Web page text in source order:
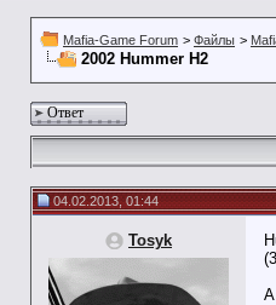
Mafia-Game Forum > Файлы >
2002 Hummer H2
Ответ
04.02.2013, 01:44
Tosyk
А